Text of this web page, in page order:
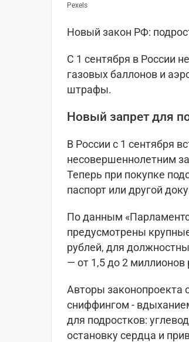
Pexels
Новый закон РФ:
С 1 сентября в России
газовых баллонов и
штрафы.
Новый запрет для
В России с 1 сентября
несовершеннолетним
Теперь при покупке
паспорт или другой
По данным
предусмотрены
рублей, для
— от 1,5 до 2 миллионов
Авторы законопроекта
сниффингом -
для подростков:
остановку сердца и